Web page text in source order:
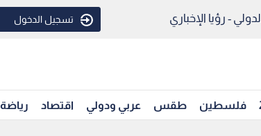
- رؤيا الإخباري تسجيل الدخول
فلسطين طقس عربي ودولي اقتصاد رياضة